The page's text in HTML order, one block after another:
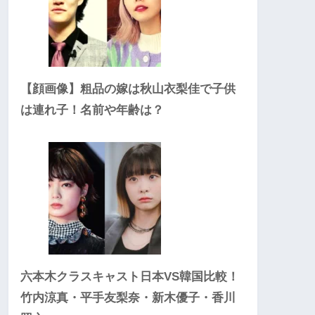
【顔画像】粗品の嫁は秋山衣梨佳で子供
は連れ子！名前や年齢は？
六本木クラスキャスト日本VS韓国比較！
竹内涼真・平手友梨奈・新木優子・香川